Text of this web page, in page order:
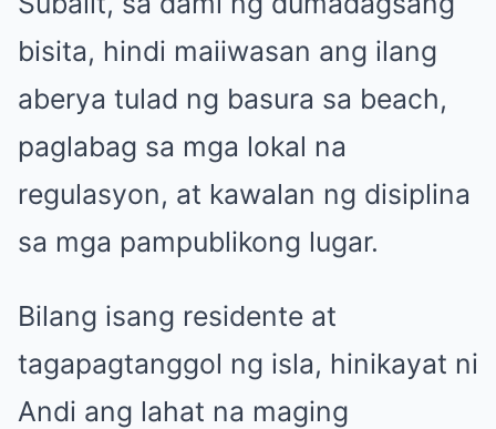
bisita, hindi maiiwasan ang ilang
aberya tulad ng basura sa beach,
paglabag sa mga lokal na
regulasyon, at kawalan ng disiplina
sa mga pampublikong lugar.
Bilang isang residente at
tagapagtanggol ng isla, hinikayat ni
Andi ang lahat na maging